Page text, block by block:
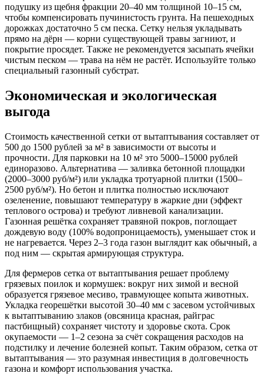
подушку из щебня фракции 20–40 мм толщиной 10–15 см,
чтобы компенсировать пучинистость грунта. На пешеходных
дорожках достаточно 5 см песка. Сетку нельзя укладывать
прямо на дёрн — корни существующей травы загниют, и
покрытие просядет. Также не рекомендуется засыпать ячейки
чистым песком — трава на нём не растёт. Используйте только
специальный газонный субстрат.
Экономическая и экологическая
выгода
Стоимость качественной сетки от вытаптывания составляет от
500 до 1500 рублей за м² в зависимости от высоты и
прочности. Для парковки на 10 м² это 5000–15000 рублей
единоразово. Альтернатива — заливка бетонной площадки
(2000–3000 руб/м²) или укладка тротуарной плитки (1500–
2500 руб/м²). Но бетон и плитка полностью исключают
озеленение, повышают температуру в жаркие дни (эффект
теплового острова) и требуют ливневой канализации.
Газонная решётка сохраняет травяной покров, поглощает
дождевую воду (100% водопроницаемость), уменьшает сток и
не нагревается. Через 2–3 года газон выглядит как обычный, а
под ним — скрытая армирующая структура.
Для фермеров сетка от вытаптывания решает проблему
грязевых поилок и кормушек: вокруг них зимой и весной
образуется грязевое месиво, травмующее копыта животных.
Укладка георешётки высотой 30–40 мм с засевом устойчивых
к вытаптыванию злаков (овсяница красная, райграс
пастбищный) сохраняет чистоту и здоровье скота. Срок
окупаемости — 1–2 сезона за счёт сокращения расходов на
подстилку и лечение болезней копыт. Таким образом, сетка от
вытаптывания — это разумная инвестиция в долговечность
газона и комфорт использования участка.